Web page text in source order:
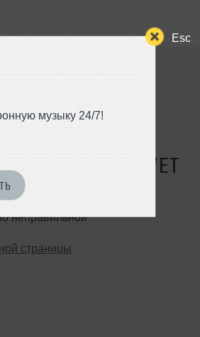
Esc
музыку 24/7!
НЕ СУЩЕСТВУЕТ
неправильной
страницы